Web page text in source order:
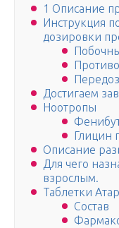
1 Описание
Инструкция
дозировки
Достигаем
Ноотропы
Глицин
Описание
Для чего
взрослым.
Таблетки
Состав